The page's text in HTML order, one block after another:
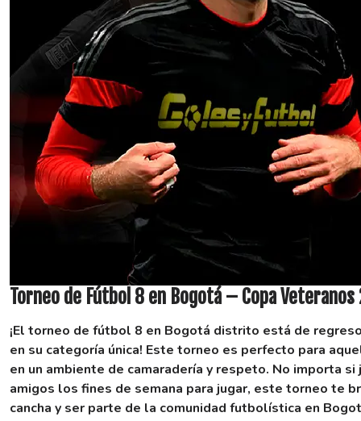
Torneo de Fútbol 8 en Bogotá – Copa Veteranos
¡El torneo de fútbol 8 en Bogotá distrito está de
en su categoría única! Este torneo es perfecto para
en un ambiente de camaradería y respeto. No importa
amigos los fines de semana para jugar, este torneo te
cancha y ser parte de la comunidad futbolística en